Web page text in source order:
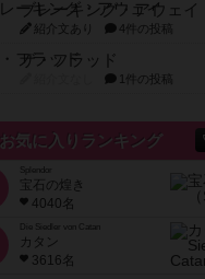
ブレーキング・アウェイ
紹介文あり 4件の投稿
ザ・フラッド
1件の投稿
お気に入りランキング
宝石の煌き
4040名
Die Siedler von Catan
カタン
3616名